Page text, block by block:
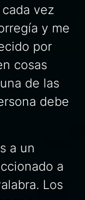
vez
y me
por
cosas
de las
debe
a un
a
Los